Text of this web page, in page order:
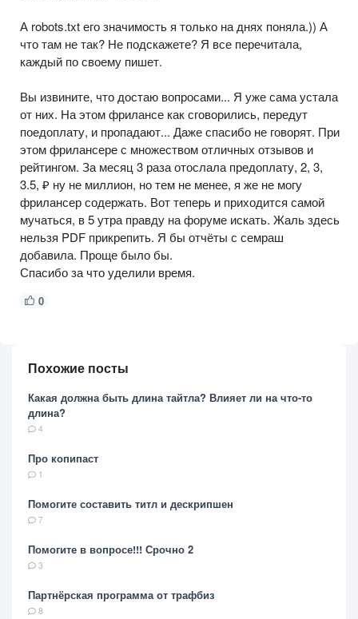
А robots.txt его значимость я только на днях поняла.)) А
что там не так? Не подскажете? Я все перечитала,
каждый по своему пишет.
Вы извините, что достаю вопросами... Я уже сама устала
от них. На этом фрилансе как сговорились, передут
поедоплату, и пропадают... Даже спасибо не говорят. При
этом фрилансере с множеством отличных отзывов и
рейтингом. За месяц 3 раза отослала предоплату, 2, 3,
3.5, ₽ ну не миллион, но тем не менее, я же не могу
фрилансер содержать. Вот теперь и приходится самой
мучаться, в 5 утра правду на форуме искать. Жаль здесь
нельзя PDF прикрепить. Я бы отчёты с семраш
добавила. Проще было бы.
Спасибо за что уделили время.
0
Похожие посты
Какая должна быть длина тайтла? Влияет ли на что-то
длина?
4
Про копипаст
1
Помогите составить титл и дескрипшен
7
Помогите в вопросе!!! Срочно 2
3
Партнёрская программа от трафбиз
8